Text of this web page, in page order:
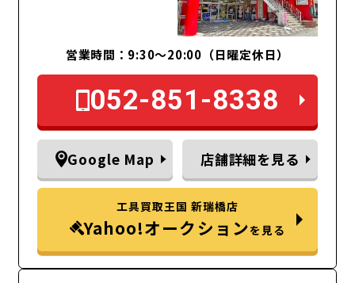
営業時間：9:30～20:00（日曜定休日）
052-851-8338
Google Map 店舗詳細を見る
工具買取王国 新瑞橋店
Yahoo!オークションを見る